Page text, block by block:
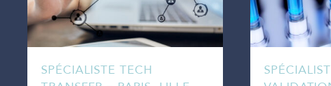
SPÉCIALISTE TECH